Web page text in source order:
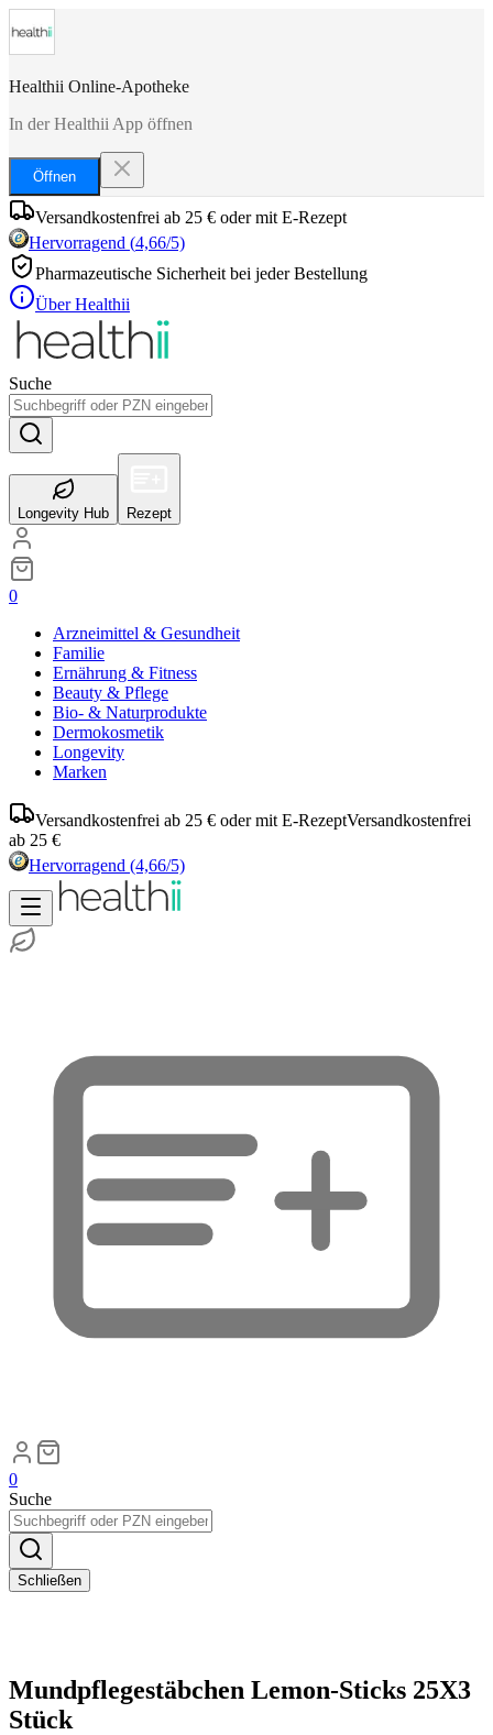
Healthii Online-Apotheke
In der Healthii App öffnen
Öffnen
Versandkostenfrei ab 25 € oder mit E-Rezept
Hervorragend (4,66/5)
Pharmazeutische Sicherheit bei jeder Bestellung
Über Healthii
Suche
Longevity Hub Rezept
0
Arzneimittel & Gesundheit
Familie
Ernährung & Fitness
Beauty & Pflege
Bio- & Naturprodukte
Dermokosmetik
Longevity
Marken
Versandkostenfrei ab 25 € oder mit E-RezeptVersandkostenfrei
ab 25 €
Hervorragend (4,66/5)
0
Suche
Schließen
Mundpflegestäbchen Lemon-Sticks 25X3
Stück